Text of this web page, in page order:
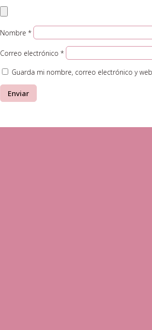
Nombre*
Correo electrónico*
Guarda mi nombre, correo electrónico y
Enviar